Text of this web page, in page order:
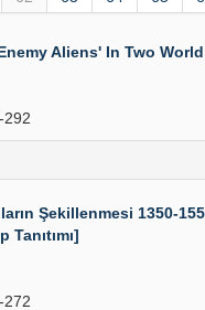
Aliens' In Two
292
Şekillenmesi 1350-
272